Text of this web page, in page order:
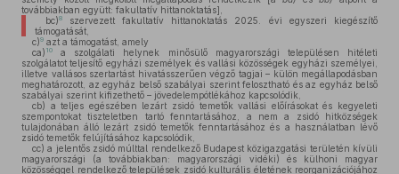
továbbiakban együtt: fakultatív hittanoktatás],
bc)8szervezett fakultatív hittanoktatás 2025. évi egyszeri kiegészítő
támogatását,
c)9 azt a támogatást, amely
ca) 10
a szolgálati helynek minősülő magyarországi településen hitéleti
szolgálatot teljesítő egyházi személyek és vallási közösségek egyházi személyei,
illetve vallásos szertartást hivatásszerűen végző tagjai – külön megállapodásban
meghatározott, az egyház belső szabályai szerint felosztható és az egyház belső
szabályai szerint kifizethető – jövedelempótlékához kapcsolódik,
cb) a teljes egészében lezárt zsidó temetők vallási előírásokat és kegyeleti
szempontokat tiszteletben tartó fenntartásához, a nem a zsidó hitközségek
tulajdonában álló lezárt zsidó temetők fenntartásához és a használatban lévő
zsidó temetők felújításához kapcsolódik,
cc) a jelentős zsidó múlttal rendelkező Budapest közigazgatási területén kívüli
magyarországi (a továbbiakban: magyarországi vidéki) és külhoni magyar
közösséggel rendelkező települések zsidó kulturális életének reorganizációjához